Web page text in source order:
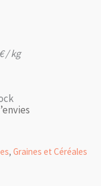
€/ kg
,Graines et Céréales